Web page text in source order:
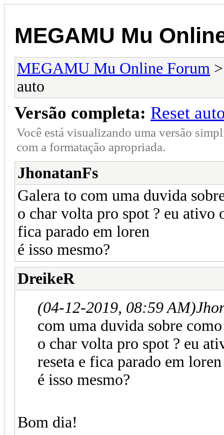
MEGAMU Mu
MEGAMU Mu Online Forum
auto
Versão completa: Reset
Você está visualizando uma versão
com a formatação apropriada.
JhonatanFs
Galera to com uma duvida
o char volta pro spot ? eu ativo
fica parado em loren
é isso mesmo?
DreikeR
(04-12-2019, 08:59 AM)
com uma duvida sobre
o char volta pro spot ? eu
reseta e fica parado em loren
é isso mesmo?
Bom dia!